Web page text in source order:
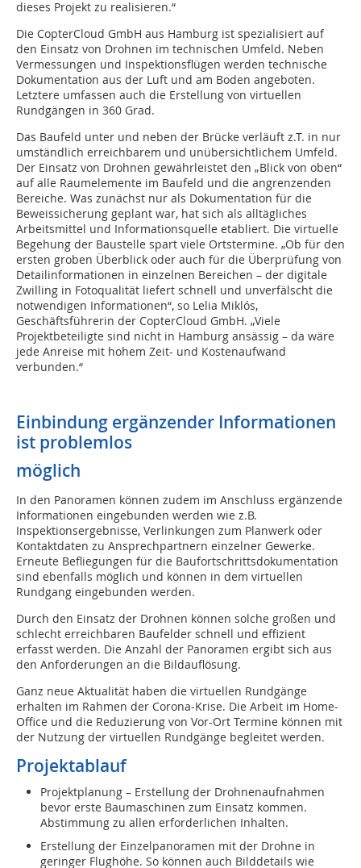
dieses Projekt zu realisieren.“
Die CopterCloud GmbH aus Hamburg ist spezialisiert auf
den Einsatz von Drohnen im technischen Umfeld. Neben
Vermessungen und Inspektionsflügen werden technische
Dokumentation aus der Luft und am Boden angeboten.
Letztere umfassen auch die Erstellung von virtuellen
Rundgängen in 360 Grad.
Das Baufeld unter und neben der Brücke verläuft z.T. in nur
umständlich erreichbarem und unübersichtlichem Umfeld.
Der Einsatz von Drohnen gewährleistet den „Blick von oben“
auf alle Raumelemente im Baufeld und die angrenzenden
Bereiche. Was zunächst nur als Dokumentation für die
Beweissicherung geplant war, hat sich als alltägliches
Arbeitsmittel und Informationsquelle etabliert. Die virtuelle
Begehung der Baustelle spart viele Ortstermine. „Ob für den
ersten groben Überblick oder auch für die Überprüfung von
Detailinformationen in einzelnen Bereichen – der digitale
Zwilling in Fotoqualität liefert schnell und unverfälscht die
notwendigen Informationen“, so Lelia Miklós,
Geschäftsführerin der CopterCloud GmbH. „Viele
Projektbeteiligte sind nicht in Hamburg ansässig – da wäre
jede Anreise mit hohem Zeit- und Kostenaufwand
verbunden.“
Einbindung ergänzender Informationen
ist problemlos
möglich
In den Panoramen können zudem im Anschluss ergänzende
Informationen eingebunden werden wie z.B.
Inspektionsergebnisse, Verlinkungen zum Planwerk oder
Kontaktdaten zu Ansprechpartnern einzelner Gewerke.
Erneute Befliegungen für die Baufortschrittsdokumentation
sind ebenfalls möglich und können in dem virtuellen
Rundgang eingebunden werden.
Durch den Einsatz der Drohnen können solche großen und
schlecht erreichbaren Baufelder schnell und effizient
erfasst werden. Die Anzahl der Panoramen ergibt sich aus
den Anforderungen an die Bildauflösung.
Ganz neue Aktualität haben die virtuellen Rundgänge
erhalten im Rahmen der Corona-Krise. Die Arbeit im Home-
Office und die Reduzierung von Vor-Ort Termine können mit
der Nutzung der virtuellen Rundgänge begleitet werden.
Projektablauf
Projektplanung – Erstellung der Drohnenaufnahmen
bevor erste Baumaschinen zum Einsatz kommen.
Abstimmung zu allen erforderlichen Inhalten.
Erstellung der Einzelpanoramen mit der Drohne in
geringer Flughöhe. So können auch Bilddetails wie